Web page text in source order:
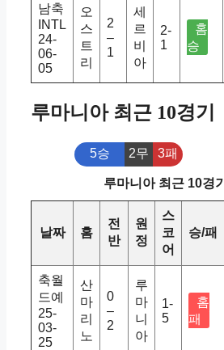
남축
INTL
24-
06-
05
오
스
트
리
2
–
1
세
르
비
아
2-
1
홈
승
루마니아 최근 10경기
5승 2무 3패
루마니아 최근 10경기
날짜 홈
전
반
원
정
스
코
어
승/패
축월
드예
25-
03-
25
산
마
리
노
0
–
2
루
마
니
아
1-
5
홈
패